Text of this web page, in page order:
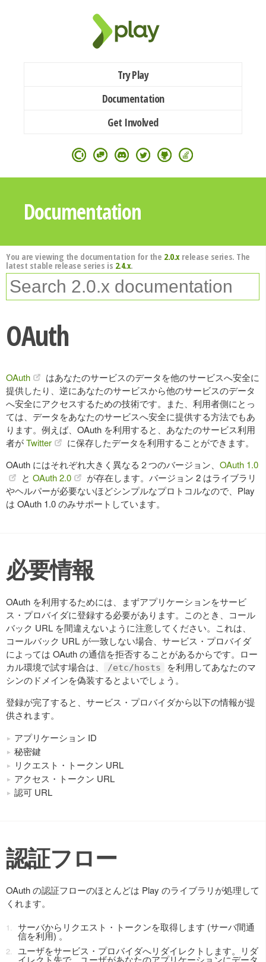
Try Play
Documentation
Get Involved
Documentation
You are viewing the documentation for the 2.0.xrelease series. The
latest stable release series is 2.4.x.
OAuth
OAuth
はあなたのサービスのデータを他のサービスへ安全に
提供したり、逆にあなたのサービスから他のサービスのデータ
へ安全にアクセスするための技術です。また、利用者側にとっ
ては、データをあなたのサービスへ安全に提供する方法でもあ
ります。例えば、OAuth を利用すると、あなたのサービス利用
者がTwitter
に保存したデータを利用することができます。
OAuth にはそれぞれ大きく異なる２つのバージョン、 OAuth 1.0
と OAuth 2.0
が存在します。バージョン 2 はライブラリ
やヘルパーが必要ないほどシンプルなプロトコルなので、Play
は OAuth 1.0 のみサポートしています。
必要情報
OAuth を利用するためには、まずアプリケーションをサービ
ス・プロバイダに登録する必要があります。このとき、コール
バック URL を間違えないように注意してください。これは、
コールバック URL が一致しない場合、サービス・プロバイダ
によっては OAuth の通信を拒否することがあるからです。ロー
カル環境で試す場合は、
/etc/hosts
を利用してあなたのマ
シンのドメインを偽装するとよいでしょう。
登録が完了すると、サービス・プロバイダから以下の情報が提
供されます。
アプリケーション ID
秘密鍵
リクエスト・トークン URL
アクセス・トークン URL
認可 URL
認証フロー
OAuth の認証フローのほとんどは Play のライブラリが処理して
くれます。
サーバからリクエスト・トークンを取得します (サーバ間通
信を利用) 。
ユーザをサービス・プロバイダへリダイレクトします。リダ
イレクト先で、ユーザがあなたのアプリケーションにデータ